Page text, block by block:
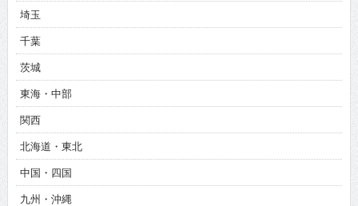
埼玉
千葉
茨城
東海・中部
関西
北海道・東北
中国・四国
九州・沖縄